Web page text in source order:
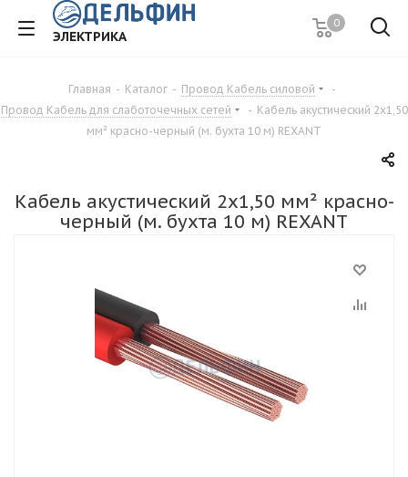
ЭЛЕКТРИКА
0
Главная - Каталог - Провод Кабель силовой
-
Провод Кабель для слаботочечных сетей
- Кабель акустический 2х1,50
мм² красно-черный (м. бухта 10 м) REXANT
Кабель акустический 2х1,50 мм² красно-
черный (м. бухта 10 м) REXANT